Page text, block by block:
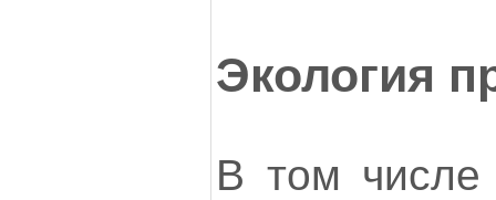
Экология
В том числе